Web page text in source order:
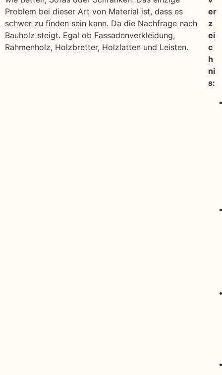
Problem bei dieser Art von Material ist, dass es
schwer zu finden sein kann. Da die Nachfrage nach
Bauholz steigt. Egal ob Fassadenverkleidung,
Rahmenholz, Holzbretter, Holzlatten und Leisten.
er
z
ei
c
h
ni
s: